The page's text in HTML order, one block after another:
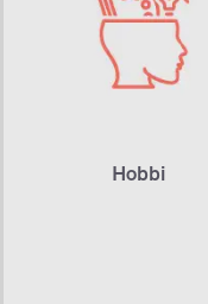
Hobbi